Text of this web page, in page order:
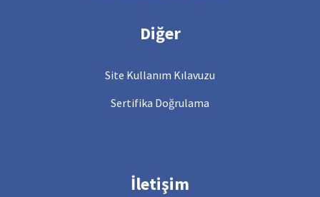
Diğer
Site Kullanım Kılavuzu
Sertifika Doğrulama
İletişim